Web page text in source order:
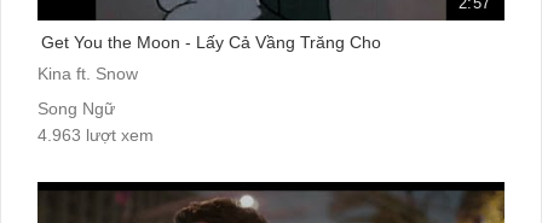
Get You the Moon - Lấy Cả Vầng Trăng Cho
Kina ft. Snow
Song Ngữ
4.963 lượt xem